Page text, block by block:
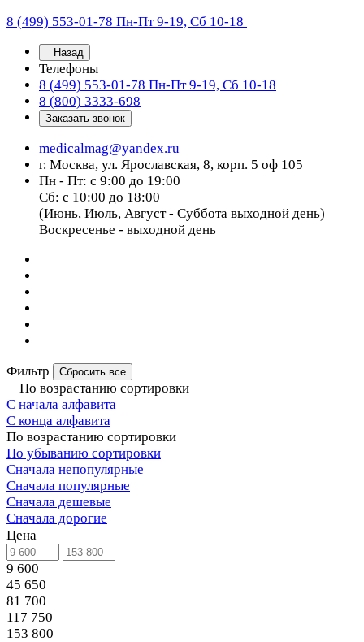
8 (499) 553-01-78 Пн-Пт 9-19, Сб 10-18
Назад
Телефоны
8 (499) 553-01-78 Пн-Пт 9-19, Сб 10-18
8 (800) 3333-698
Заказать звонок
medicalmag@yandex.ru
г. Москва, ул. Ярославская, 8, корп. 5 оф 105
Пн - Пт: с 9:00 до 19:00
Сб: с 10:00 до 18:00
(Июнь, Июль, Август - Суббота выходной день)
Воскресенье - выходной день
Фильтр Сбросить все
По возрастанию сортировки
С начала алфавита
С конца алфавита
По возрастанию сортировки
По убыванию сортировки
Сначала непопулярные
Сначала популярные
Сначала дешевые
Сначала дорогие
Цена
9 600
45 650
81 700
117 750
153 800